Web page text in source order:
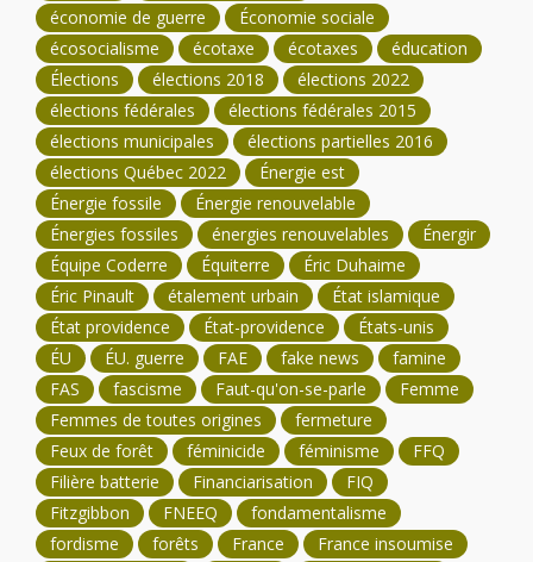
économie de guerre
Économie sociale
écosocialisme
écotaxe écotaxes
éducation
Élections
élections 2018
élections 2022
élections fédérales
élections fédérales 2015
élections municipales
élections partielles 2016
élections Québec 2022
Énergie est
Énergie fossile
Énergie renouvelable
Énergies fossiles
énergies renouvelables
Énergir
Équipe Coderre
Équiterre
Éric Duhaime
Éric Pinault
étalement urbain
État islamique
État providence
État-providence
États-unis
ÉU
ÉU. guerre FAE fake news
famine
FAS
fascisme Faut-qu'on-se-parle
Femme
Femmes de toutes origines
fermeture
Feux de forêt
féminicide féminisme
FFQ
Filière batterie
Financiarisation
FIQ
Fitzgibbon
FNEEQ
fondamentalisme
fordisme
forêts France
France insoumise